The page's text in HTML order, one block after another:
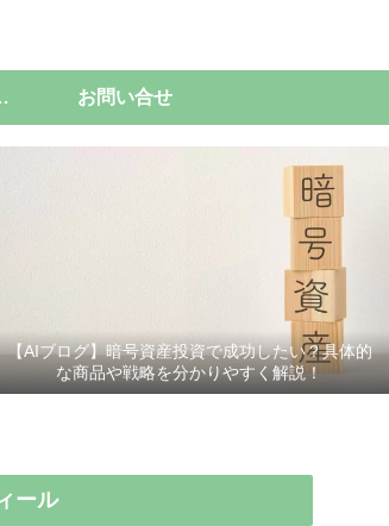
シー お問い合せ
【AIブログ】暗号資産投資で成功したい？具体的
な商品や戦略を分かりやすく解説！
ール